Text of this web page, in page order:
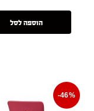
הוספה לסל
-46%